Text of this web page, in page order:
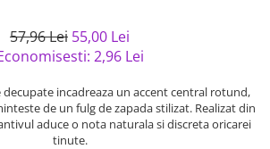
57,96 Lei 55,00 Lei
2,96 Lei
decupate incadreaza un accent central rotund,
de un fulg de zapada stilizat. Realizat din
aduce o nota naturala si discreta oricarei
tinute.